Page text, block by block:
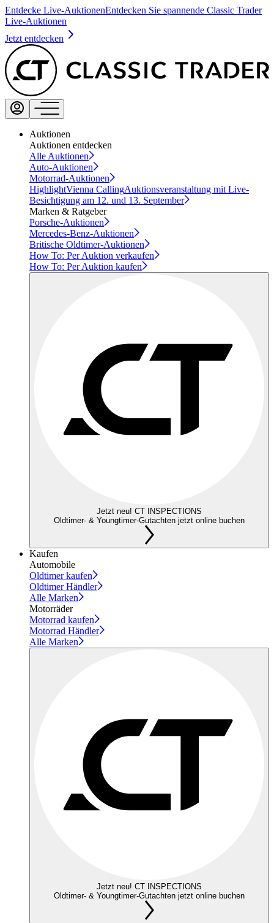
Entdecke Live-AuktionenEntdecken Sie spannende Classic Trader
Live-Auktionen
Jetzt entdecken
Auktionen
Auktionen entdecken
Alle Auktionen
Auto-Auktionen
Motorrad-Auktionen
HighlightVienna CallingAuktionsveranstaltung mit Live-
Besichtigung am 12. und 13. September
Marken & Ratgeber
Porsche-Auktionen
Mercedes-Benz-Auktionen
Britische Oldtimer-Auktionen
How To: Per Auktion verkaufen
How To: Per Auktion kaufen
Jetzt neu! CT INSPECTIONS
Oldtimer- & Youngtimer-Gutachten jetzt online buchen
Kaufen
Automobile
Oldtimer kaufen
Oldtimer Händler
Alle Marken
Motorräder
Motorrad kaufen
Motorrad Händler
Alle Marken
Jetzt neu! CT INSPECTIONS
Oldtimer- & Youngtimer-Gutachten jetzt online buchen